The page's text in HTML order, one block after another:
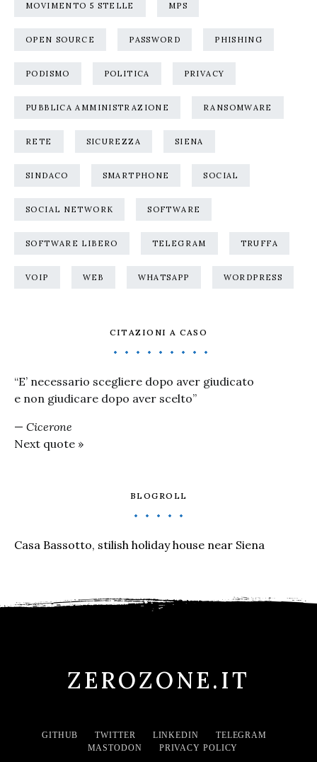
MOVIMENTO 5 STELLE MPS
OPEN SOURCE PASSWORD PHISHING
PODISMO POLITICA PRIVACY
PUBBLICA AMMINISTRAZIONE RANSOMWARE
RETE SICUREZZA SIENA
SINDACO SMARTPHONE SOCIAL
SOCIAL NETWORK SOFTWARE
SOFTWARE LIBERO TELEGRAM TRUFFA
VOIP WEB WHATSAPP WORDPRESS
CITAZIONI A CASO
“E’ necessario scegliere dopo aver giudicato
e non giudicare dopo aver scelto”
— Cicerone
Next quote »
BLOGROLL
Casa Bassotto, stilish holiday house near Siena
ZEROZONE.IT
GITHUB TWITTER LINKEDIN
TELEGRAM
MASTODON
PRIVACY POLICY